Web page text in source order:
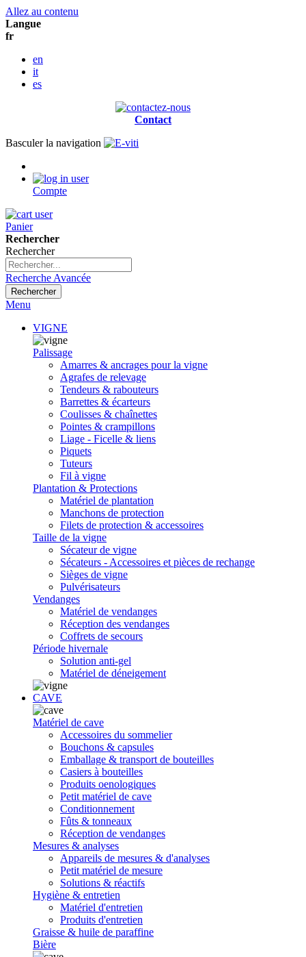
Allez au contenu
Langue
fr
en
it
es
Contact
Basculer la navigation
Compte
Panier
Rechercher
Rechercher
Recherche Avancée
Rechercher
Menu
VIGNE
Palissage
Amarres & ancrages pour la vigne
Agrafes de relevage
Tendeurs & rabouteurs
Barrettes & écarteurs
Coulisses & chaînettes
Pointes & crampillons
Liage - Ficelle & liens
Piquets
Tuteurs
Fil à vigne
Plantation & Protections
Matériel de plantation
Manchons de protection
Filets de protection & accessoires
Taille de la vigne
Sécateur de vigne
Sécateurs - Accessoires et pièces de rechange
Sièges de vigne
Pulvérisateurs
Vendanges
Matériel de vendanges
Réception des vendanges
Coffrets de secours
Période hivernale
Solution anti-gel
Matériel de déneigement
CAVE
Matériel de cave
Accessoires du sommelier
Bouchons & capsules
Emballage & transport de bouteilles
Casiers à bouteilles
Produits oenologiques
Petit matériel de cave
Conditionnement
Fûts & tonneaux
Réception de vendanges
Mesures & analyses
Appareils de mesures & d'analyses
Petit matériel de mesure
Solutions & réactifs
Hygiène & entretien
Matériel d'entretien
Produits d'entretien
Graisse & huile de paraffine
Bière